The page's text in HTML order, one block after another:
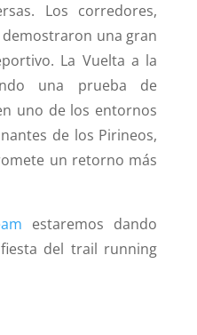
Los corredores,
una gran
La Vuelta a la
una prueba de
uno de los entornos
de los Pirineos,
un retorno más
estaremos dando
del trail running